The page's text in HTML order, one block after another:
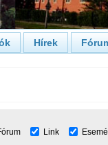
Hírek
Link